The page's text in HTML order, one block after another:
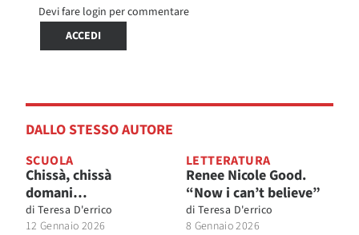
Devi fare login per commentare
ACCEDI
DALLO STESSO AUTORE
SCUOLA
Chissà, chissà
domani…
di Teresa D'errico
12 Gennaio 2026
LETTERATURA
Renee Nicole Good.
“Now i can’t believe”
di Teresa D'errico
8 Gennaio 2026